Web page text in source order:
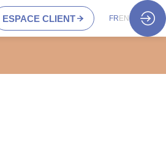
ESPACE CLIENT FR EN